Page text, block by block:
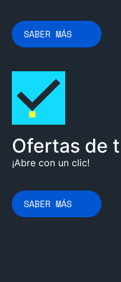
SABER MÁS
Ofertas de
¡Abre con un clic!
SABER MÁS